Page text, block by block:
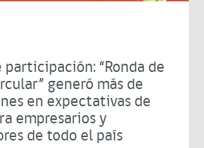
participación: “Ronda de
generó más de
en expectativas de
empresarios y
de todo el país